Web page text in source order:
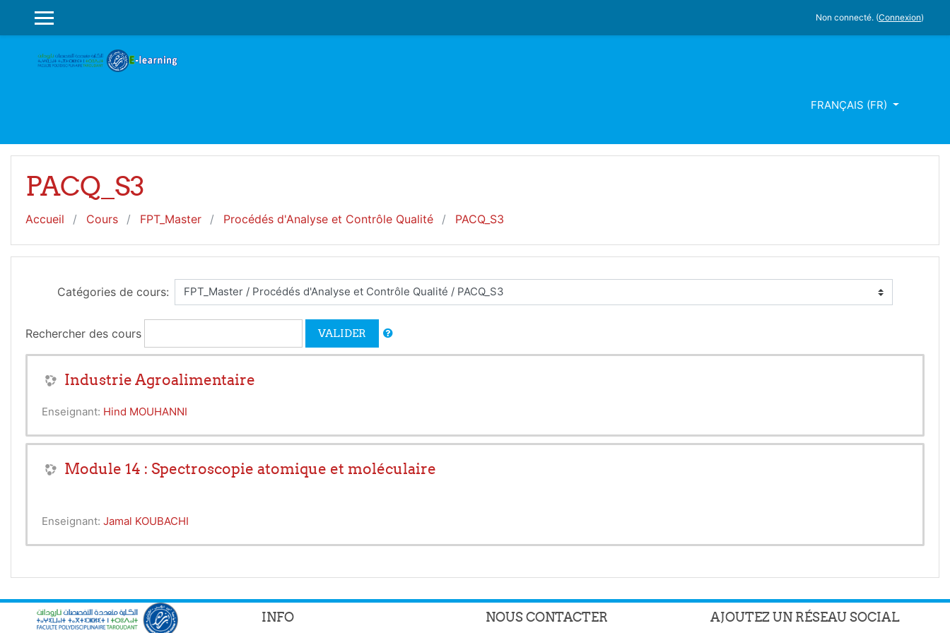
PANNEAU LATÉRAL
Non connecté. (Connexion)
FRANÇAIS ‎(FR)‎
PACQ_S3
Accueil Cours FPT_Master Procédés d'Analyse et Contrôle Qualité PACQ_S3
Catégories de cours:
Rechercher des cours VALIDER
Industrie Agroalimentaire
Enseignant: Hind MOUHANNI
Module 14 : Spectroscopie atomique et moléculaire
Enseignant: Jamal KOUBACHI
INFO NOUS CONTACTER AJOUTEZ UN RÉSEAU SOCIAL